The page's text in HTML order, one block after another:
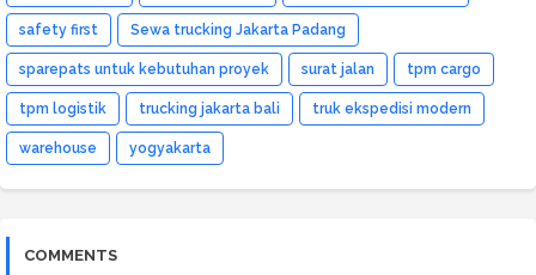
safety first Sewa trucking Jakarta Padang
sparepats untuk kebutuhan proyek surat jalan tpm cargo
tpm logistik trucking jakarta bali truk ekspedisi modern
warehouse yogyakarta
COMMENTS